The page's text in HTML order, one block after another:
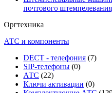
почтового
Оргтехника
АТС и компоненты
DECT - телефония (7)
SIP-телефоны (0)
АТС (22)
Ключи активации (0)